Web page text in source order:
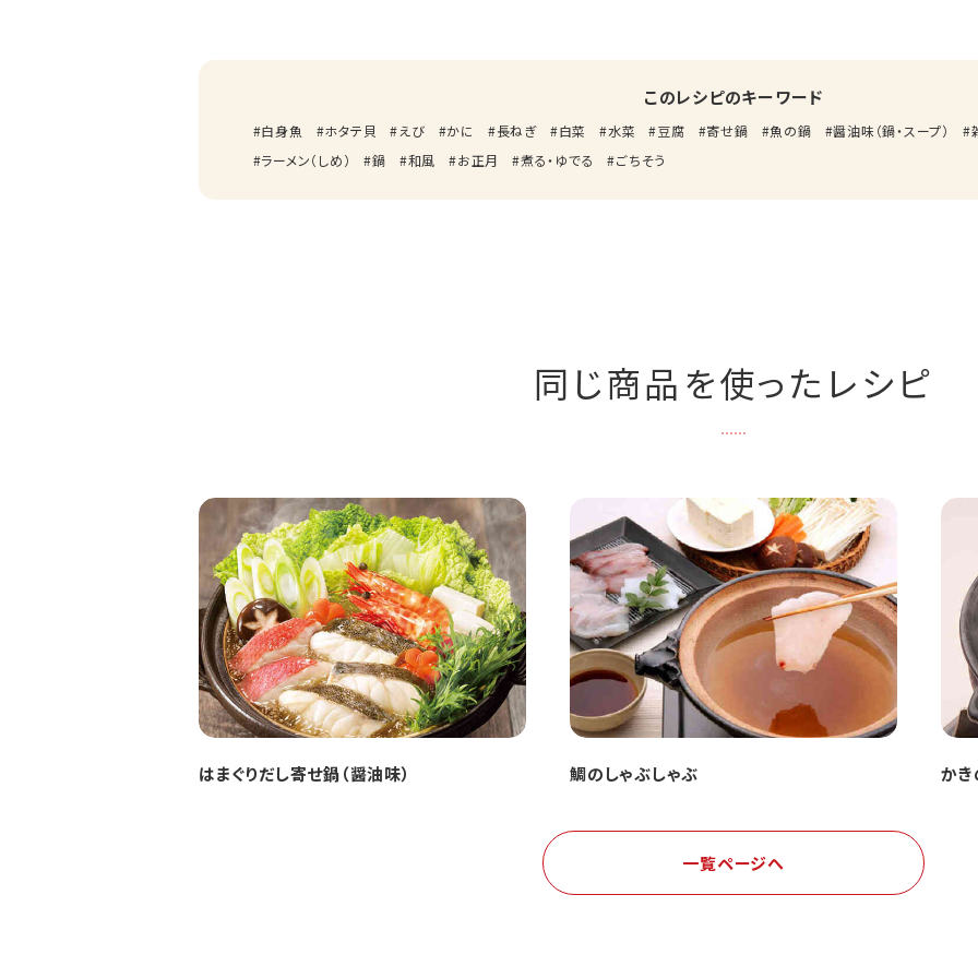
このレシピのキーワード
白身魚 ホタテ貝 えび かに 長ねぎ 白菜 水菜 豆腐 寄せ鍋 魚の鍋 醤油味（鍋・スープ）
ラーメン（しめ）
鍋 和風 お正月 煮る・ゆでる ごちそう
同じ商品を使ったレシピ
はまぐりだし寄せ鍋（醤油味） 鯛のしゃぶしゃぶ か
一覧ページへ